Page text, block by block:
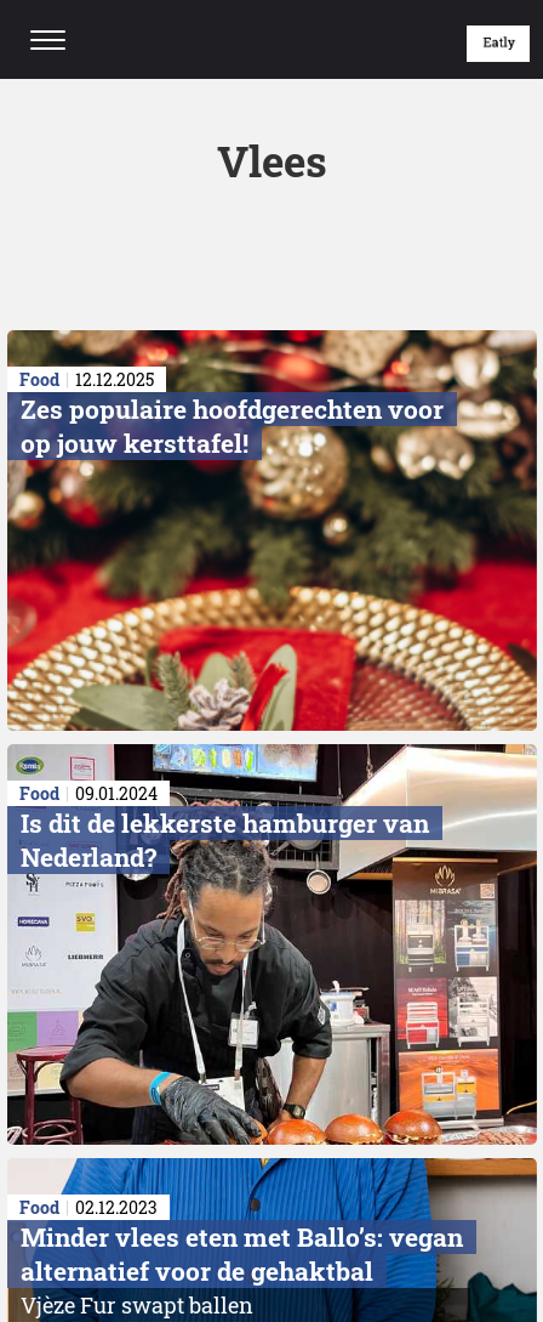
Food 12.12.2025
Zes populaire hoofdgerechten voor
op jouw kersttafel!
Food 09.01.2024
Is dit de lekkerste hamburger van
Nederland?
Food 02.12.2023
Minder vlees eten met Ballo’s: vegan
alternatief voor de gehaktbal
Vjèze Fur swapt ballen